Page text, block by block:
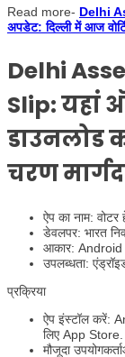
Read more- Delhi
अपडेट: दिल्ली में आज
Delhi
Slip:यहां
डाउनलोड
चरण
ऐप का नाम: वोटर
डेवलपर: भारत
आकार:
उपलब्धता:
प्रक्रिया
ऐप इंस्टॉल करें:
लिए App Store.
मौजूदा